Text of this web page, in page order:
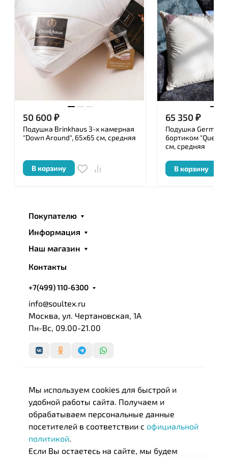
Ключевым моментом в создании действительно
роскошных и элегантных постельных
принадлежностей является подбор тканей и
наполнителей, используемых при производстве.
Перед упаковкой каждое изделие ТМ «German
Grass » подвергается тщательной проверке
уполномоченными специалистами, имеющими
сертификат, и удостоверяется личной номерной
печатью.
50 600₽
Подушка Brinkhaus 3-х камерная
"Down Around", 65x65 см, средняя
В корзину
65 350₽
Подушка German
бортиком "Queen
см, средняя
В корзину
Покупателю
Информация
Наш магазин
Контакты
+7(499) 110-6300
info@soultex.ru
Москва, ул. Чертановская, 1А
Пн-Вс, 09.00-21.00
Мы используем cookies для быстрой и
удобной работы сайта. Получаем и
обрабатываем персональные данные
посетителей в соответствии с официальной
политикой
Если Вы остаетесь на сайте, мы будем